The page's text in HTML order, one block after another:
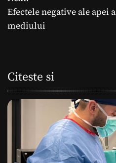
i
r
e
Efectele negative ale apei
mediului
Citeste si